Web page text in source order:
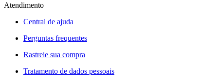
Atendimento
Central de ajuda
Perguntas frequentes
Rastreie sua compra
Tratamento de dados pessoais